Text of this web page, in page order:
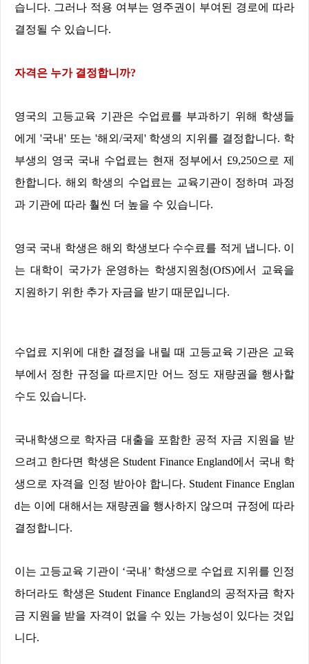
습니다. 그러나 적용 여부는 영주권이 부여된 경로에 따라
결정될 수 있습니다.
자격은 누가 결정합니까?
영국의 고등교육 기관은 수업료를 부과하기 위해 학생들
에게 '국내' 또는 '해외 /국제 ' 학생의 지위를 결정합니다. 학
부생의 영국 국내 수업료는 현재 정부에서 £9,250으로 제
한합니다. 해외 학생의 수업료는 교육기관이 정하며 과정
과 기관에 따라 훨씬 더 높을 수 있습니다.
영국 국내 학생은 해외 학생보다 수수료를 적게 냅니다. 이
는 대학이 국가가 운영하는 학생지원청(OfS)에서 교육을
지원하기 위한 추가 자금을 받기 때문입니다.
수업료 지위에 대한 결정을 내릴 때 고등교육 기관은 교육
부에서 정한 규정을 따르지만 어느 정도 재량권을 행사할
수도 있습니다.
국내학생으로 학자금 대출을 포함한 공적 자금 지원을 받
으려고 한다면 학생은 Student Finance England에서 국내 학
생으로 자격을 인정 받아야 합니다. Student Finance Englan
d는 이에 대해서는 재량권을 행사하지 않으며 규정에 따라
결정합니다.
이는 고등교육 기관이 ‘국내 ’ 학생으로 수업료 지위를 인정
하더라도 학생은 Student Finance England의 공적자금 학자
금 지원을 받을 자격이 없을 수 있는 가능성이 있다는 것입
니다.